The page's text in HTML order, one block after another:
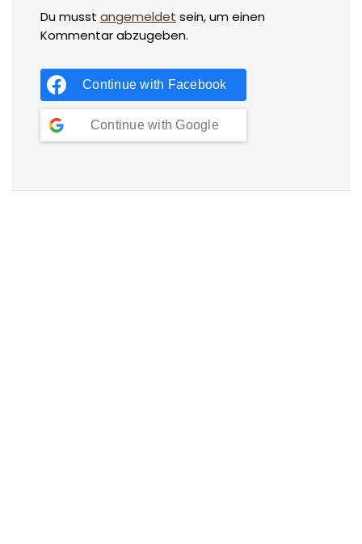
Du musst angemeldet sein, um einen
Kommentar abzugeben.
Continue with Facebook
Continue with Google